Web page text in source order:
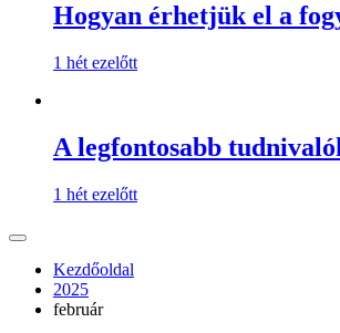
Hogyan érhetjük el a
1 hét ezelőtt
A legfontosabb
1 hét ezelőtt
Kezdőoldal
2025
február